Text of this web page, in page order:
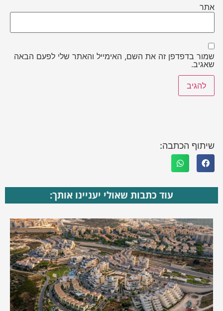
אתר
שמור בדפדפן זה את השם, האימייל והאתר שלי לפעם הבאה
שאגיב.
שיתוף הכתבה:
עוד כתבות שאולי יעניינו אותך: